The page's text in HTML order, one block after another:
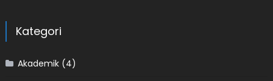
Kategori
Akademik(4)